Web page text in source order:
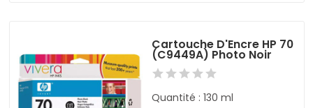
Cartouche D'Encre HP 70
(C9449A) Photo Noir
Quantité : 130 ml